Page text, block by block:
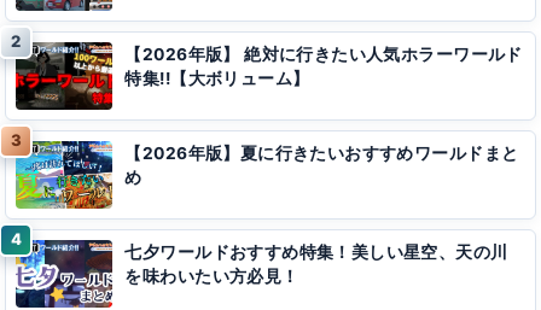
【2026年版】 絶対に行きたい人気ホラーワールド
特集!!【大ボリューム】
【2026年版】夏に行きたいおすすめワールドまと
め
七夕ワールドおすすめ特集！美しい星空、天の川
を味わいたい方必見！